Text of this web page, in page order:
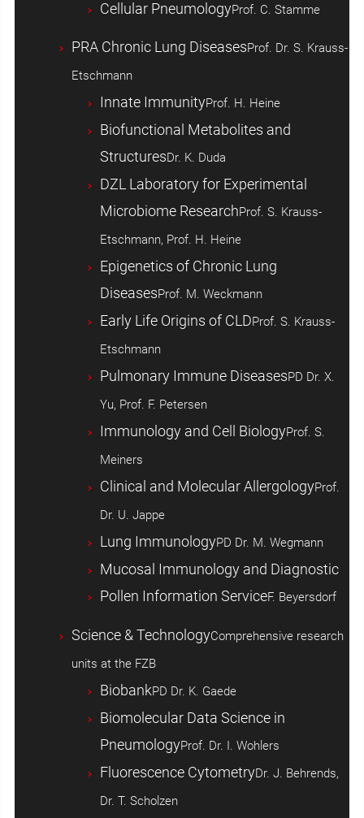
Cellular PneumologyProf. C. Stamme
PRA Chronic Lung DiseasesProf. Dr. S. Krauss-
Etschmann
Innate ImmunityProf. H. Heine
Biofunctional Metabolites and
StructuresDr. K. Duda
DZL Laboratory for Experimental
Microbiome ResearchProf. S. Krauss-
Etschmann, Prof. H. Heine
Epigenetics of Chronic Lung
DiseasesProf. M. Weckmann
Early Life Origins of CLDProf. S. Krauss-
Etschmann
Pulmonary Immune DiseasesPD Dr. X.
Yu, Prof. F. Petersen
Immunology and Cell BiologyProf. S.
Meiners
Clinical and Molecular AllergologyProf.
Dr. U. Jappe
Lung ImmunologyPD Dr. M. Wegmann
Mucosal Immunology and Diagnostic
Pollen Information ServiceF. Beyersdorf
Science & TechnologyComprehensive research
units at the FZB
BiobankPD Dr. K. Gaede
Biomolecular Data Science in
PneumologyProf. Dr. I. Wohlers
Fluorescence CytometryDr. J. Behrends,
Dr. T. Scholzen